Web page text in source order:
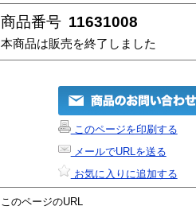
商品番号 11631008
本商品は販売を終了しました
このページを印刷する
メールでURLを送る
お気に入りに追加する
このページのURL